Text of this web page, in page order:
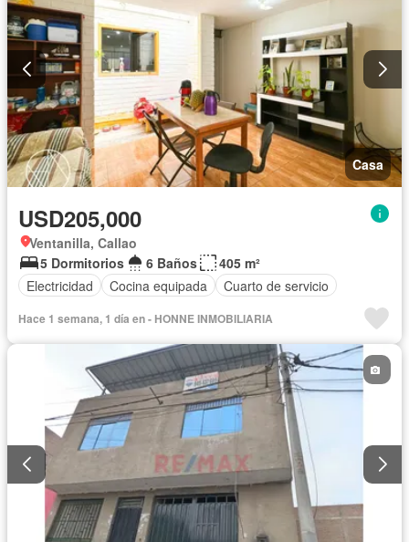
Casa
USD205,000
Ventanilla, Callao
5 Dormitorios
6 Baños
405 m²
Electricidad
Cocina equipada Cuarto de servicio
Hace 1 semana, 1 día en - HONNE INMOBILIARIA